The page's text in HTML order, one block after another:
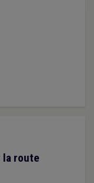
la route